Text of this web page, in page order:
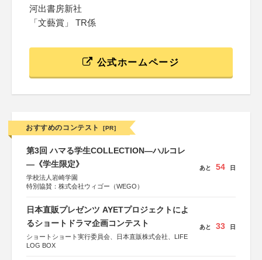
河出書房新社
「文藝賞」 TR係
公式ホームページ
おすすめのコンテスト [PR]
第3回 ハマる学生COLLECTION―ハルコレ
―《学生限定》
学校法人岩崎学園
特別協賛：株式会社ウィゴー（WEGO）
あと 54 日
日本直販プレゼンツ AYETプロジェクトによ
るショートドラマ企画コンテスト
ショートショート実行委員会、日本直販株式会社、LIFE
LOG BOX
あと 33 日